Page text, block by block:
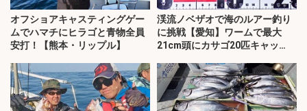
オフショアキャスティングゲー
ムでハマチにヒラゴと青物全員
安打！【熊本・リップル】
渓流ノベザオで海のルアー釣り
に挑戦【愛知】ワームで最大
21cm頭にカサゴ20匹キャッ